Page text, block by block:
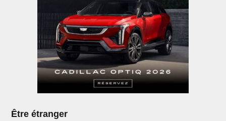
Être étranger